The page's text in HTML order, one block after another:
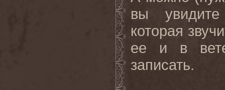
вы увидите
которая
ее и в
записать.